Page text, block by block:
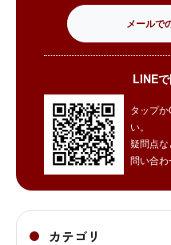
メールで
LINE
タップ
い。
疑問点
問い合わ
カテゴリ